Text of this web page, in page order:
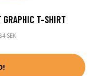
GRAPHIC T-SHIRT
SEK